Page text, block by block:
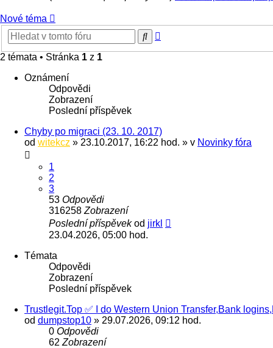
Nové téma
Hledat
2 témata • Stránka 1 z 1
Oznámení
Odpovědi
Zobrazení
Poslední příspěvek
Chyby po migraci (23. 10. 2017)
od witekcz » 23.10.2017, 16:22 hod. » v Novinky fóra
1
2
3
53 Odpovědi
316258 Zobrazení
Poslední příspěvekod jirkl
23.04.2026, 05:00 hod.
Témata
Odpovědi
Zobrazení
Poslední příspěvek
Trustlegit.Top ✅ I do Western Union Transfer,Bank
od dumpstop10 » 29.07.2026, 09:12 hod.
0 Odpovědi
62 Zobrazení